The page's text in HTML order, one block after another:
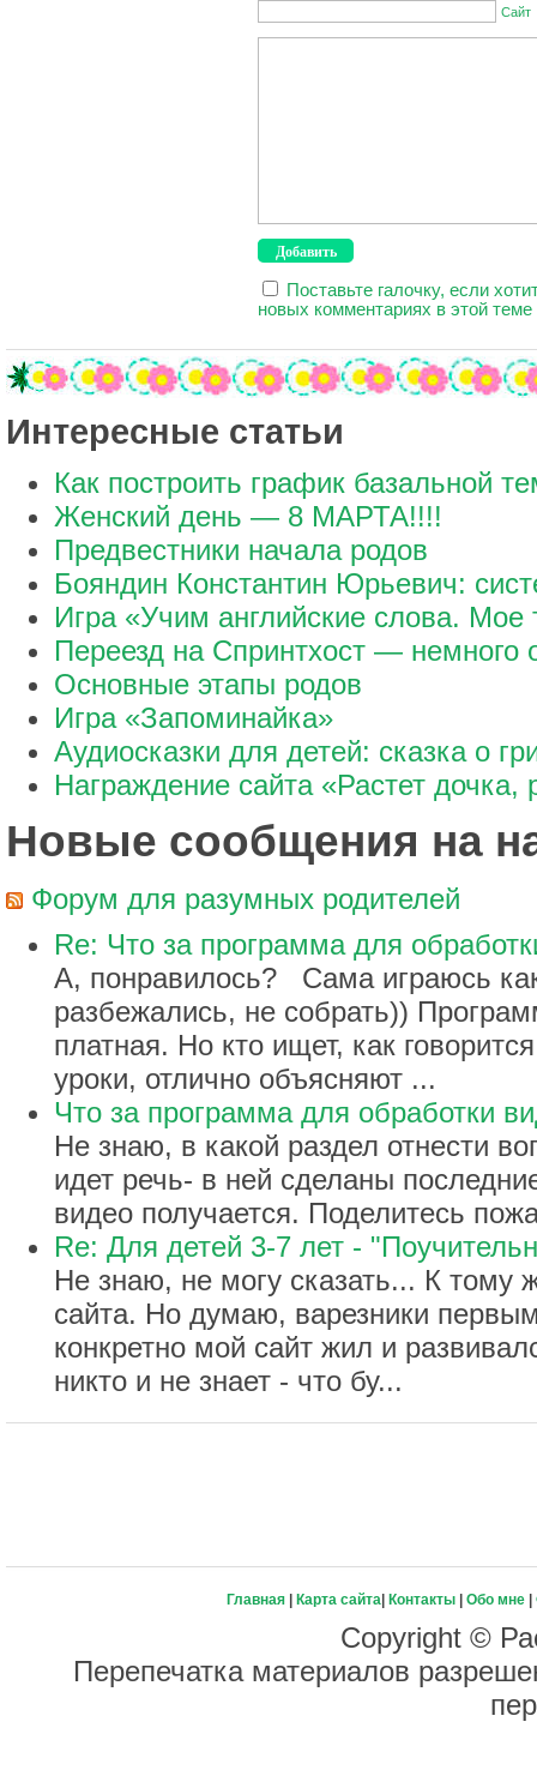
Сайт
Поставьте галочку, если
новых комментариях в этой теме
Интересные статьи
Как построить график базальной
Женский день — 8 МАРТА!!!!
Предвестники начала родов
Бояндин Константин Юрьевич:
Игра «Учим английские слова. Мое
Переезд на Спринтхост — немного
Основные этапы родов
Игра «Запоминайка»
Аудиосказки для детей: сказка о
Награждение сайта «Растет дочка,
Новые сообщения на
Форум для разумных родителей
Re: Что за программа для
А, понравилось? Сама играюсь
разбежались, не собрать))
платная. Но кто ищет, как
уроки, отлично объясняют ...
Что за программа для обработки
Не знаю, в какой раздел отнести
идет речь- в ней сделаны
видео получается. Поделитесь
Re: Для детей 3-7 лет -
Не знаю, не могу сказать... К тому
сайта. Но думаю, варезники
конкретно мой сайт жил и
никто и не знает - что бу...
Главная| Карта сайта Контакты| Обо мне|
Copyright ©
Перепечатка материалов